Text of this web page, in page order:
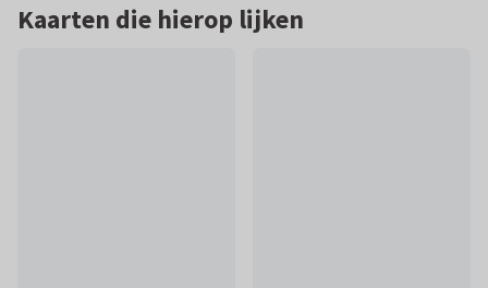
Kaarten die hierop lijken